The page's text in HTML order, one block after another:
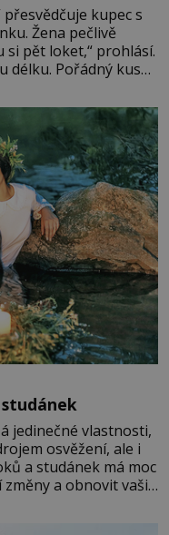
kupec s
Žena pečlivě
si pět loket,“ prohlásí.
délku. Pořádný kus
zhodnotí švadlena
vás, podívejte.“
jedinečné vlastnosti,
osvěžení, ale i
a studánek má moc
a obnovit vaši
do svého života